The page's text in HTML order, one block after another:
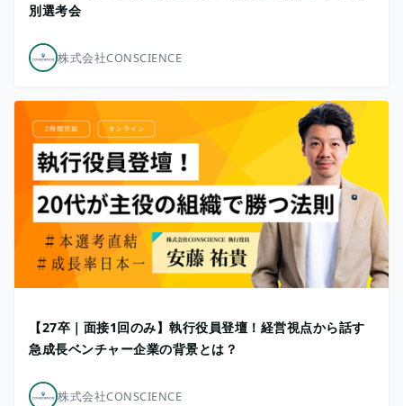
別選考会
株式会社CONSCIENCE
【27卒｜面接1回のみ】執行役員登壇！経営視点から話す
急成長ベンチャー企業の背景とは？
株式会社CONSCIENCE